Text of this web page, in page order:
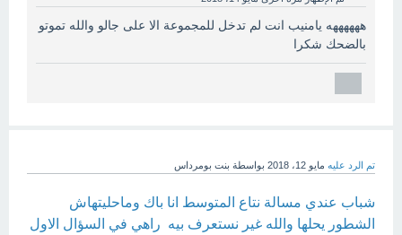
ههههههه يامنيب انت لم تدخل للمجموعة الا على جالو والله تموتو
بالضحك شكرا
تم الرد عليه مايو 12، 2018 بواسطة بنت بومرداس
شباب عندي مسالة نتاع المتوسط انا باك وماحليتهاش
الشطور يحلها والله غير نستعرف بيه راهي في السؤال الاول